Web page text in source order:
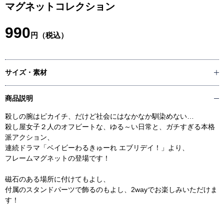
マグネットコレクション
990 円（税込）
サイズ・素材
商品説明
殺しの腕はピカイチ、だけど社会にはなかなか馴染めない…
殺し屋女子２人のオフビートな、ゆる～い日常と、ガチすぎる本格
派アクション、
連続ドラマ「ベイビーわるきゅーれ エブリデイ！」より、
フレームマグネットの登場です！
磁石のある場所に付けてもよし、
付属のスタンドパーツで飾るのもよし、2wayでお楽しみいただけま
す！